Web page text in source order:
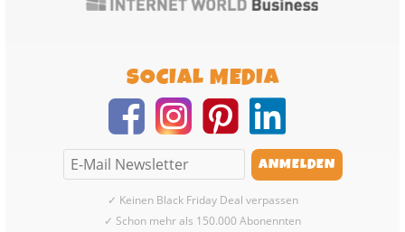
SOCIAL MEDIA
✓ Keinen Black Friday Deal verpassen
✓ Schon mehr als 150.000 Abonennten